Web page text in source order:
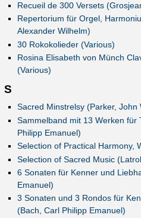
Recueil de 300 Versets
Repertorium für Orgel,
Alexander Wilhelm)
30 Rokokolieder (Various)
Rosina Elisabeth von Münch
(Various)
S
Sacred Minstrelsy (Parker, John
Sammelband mit 13 Werken für
Philipp Emanuel)
Selection of Practical Harmony,
Selection of Sacred Music
6 Sonaten für Kenner und
Emanuel)
3 Sonaten und 3 Rondos für
(Bach, Carl Philipp Emanuel)